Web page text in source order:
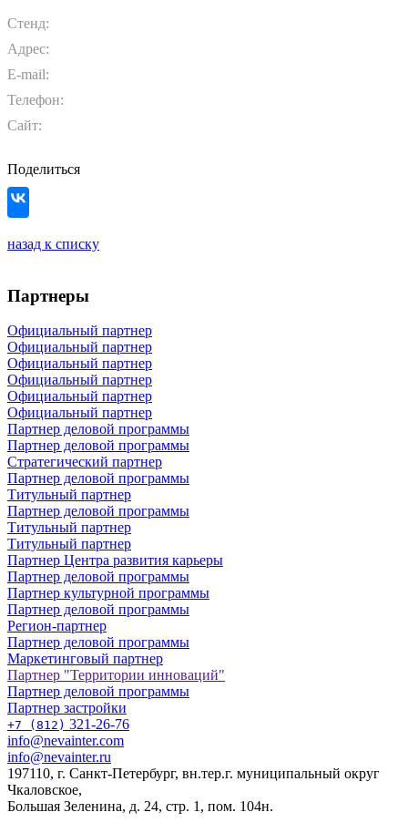
Стенд:
Адрес:
E-mail:
Телефон:
Сайт:
Поделиться
назад к списку
Партнеры
Официальный партнер
Официальный партнер
Официальный партнер
Официальный партнер
Официальный партнер
Официальный партнер
Партнер деловой программы
Партнер деловой программы
Стратегический партнер
Партнер деловой программы
Титульный партнер
Партнер деловой программы
Титульный партнер
Титульный партнер
Партнер Центра развития карьеры
Партнер деловой программы
Партнер культурной программы
Партнер деловой программы
Регион-партнер
Партнер деловой программы
Маркетинговый партнер
Партнер "Территории инноваций"
Партнер деловой программы
Партнер застройки
+7 (812) 321-26-76
info@nevainter.com
info@nevainter.ru
197110, г. Санкт-Петербург, вн.тер.г. муниципальный округ
Чкаловское,
Большая Зеленина, д. 24, стр. 1, пом. 104н.